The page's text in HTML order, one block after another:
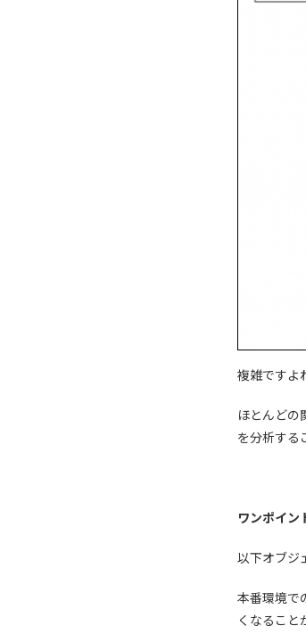
複雑ですよ
ほとんど
を分析する
ワンポイン
以下オブジ
本番環境で
くなること